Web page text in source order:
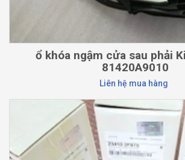
ổ khóa ngậm cửa sau phải
81420A9010
Liên hệ mua hàng